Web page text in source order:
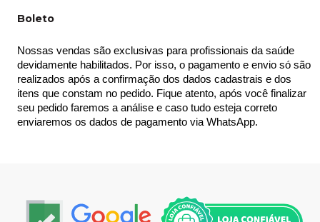
Boleto
Nossas vendas são exclusivas para profissionais da saúde
devidamente habilitados. Por isso, o pagamento e envio só são
realizados após a confirmação dos dados cadastrais e dos
itens que constam no pedido. Fique atento, após você finalizar
seu pedido faremos a análise e caso tudo esteja correto
enviaremos os dados de pagamento via WhatsApp.